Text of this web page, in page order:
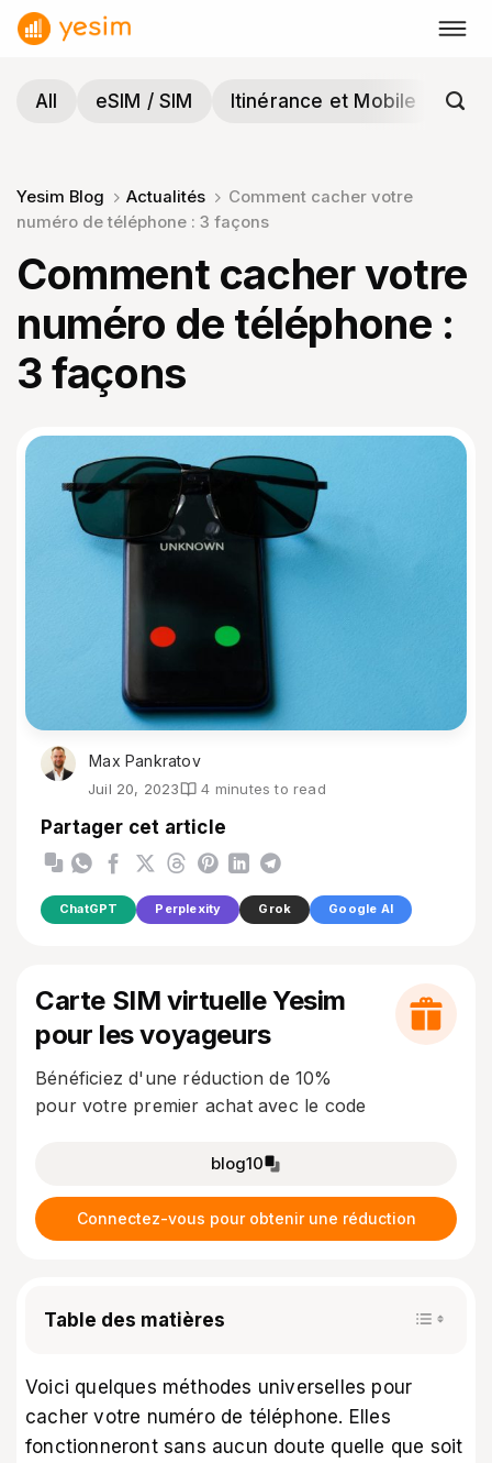
Passer
au
All
eSIM / SIM Itinérance et Mobile
Yesim Blog Actualités
Comment cacher votre
numéro de téléphone : 3 façons
Comment cacher votre
numéro de téléphone :
3 façons
Max Pankratov
Juil 20, 2023 4 minutes to read
Partager cet article
ChatGPT Perplexity Grok Google AI
Carte SIM virtuelle Yesim
pour les voyageurs
Bénéficiez d'une réduction de 10%
pour votre premier achat avec le code
blog10
Connectez-vous pour obtenir une réduction
Table des matières
Voici quelques méthodes universelles pour
cacher votre numéro de téléphone. Elles
fonctionneront sans aucun doute quelle que soit